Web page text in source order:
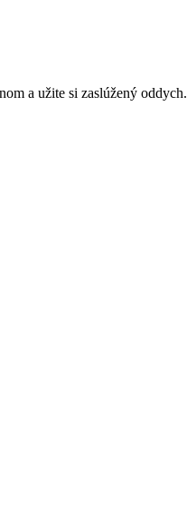
a užite si zaslúžený oddych.